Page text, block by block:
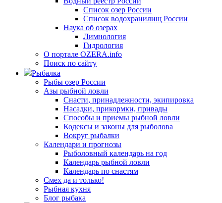
Список озер России
Список водохранилищ России
Наука об озерах
Лимнология
Гидрология
О портале OZERA.info
Поиск по сайту
Рыбалка
Рыбы озер России
Азы рыбной ловли
Снасти, принадлежности, экипировка
Насадки, прикормки, привады
Способы и приемы рыбной ловли
Кодексы и законы для рыболова
Вокруг рыбалки
Календари и прогнозы
Рыболовный календарь на год
Календарь рыбной ловли
Календарь по снастям
Смех да и только!
Рыбная кухня
Блог рыбака